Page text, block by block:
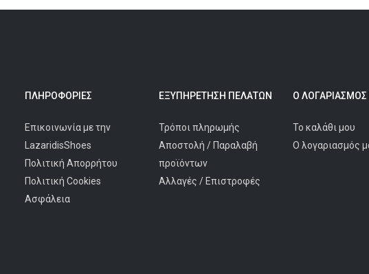
ΠΛΗΡΟΦΟΡΊΕΣ
Επικοινωνία με την
LazaridisShoes
Πολιτική Απορρήτου
Πολιτική Cookies
Ασφάλεια
ΕΞΥΠΗΡΈΤΗΣΗ ΠΕΛΑΤΩΝ
Τρόποι πληρωμής
Αποστολή / Παραλαβή
προϊόντων
Αλλαγές / Επιστροφές
Ο
Το καλάθι μου
Ο λογαριασμός